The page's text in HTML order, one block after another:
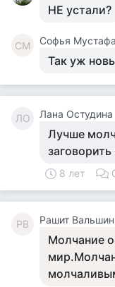
НЕ устали?
СМ Софья
Так уж
ЛО Лана Остудина
Лучше
8 лет
РВ Рашит Вальшин
Молчание